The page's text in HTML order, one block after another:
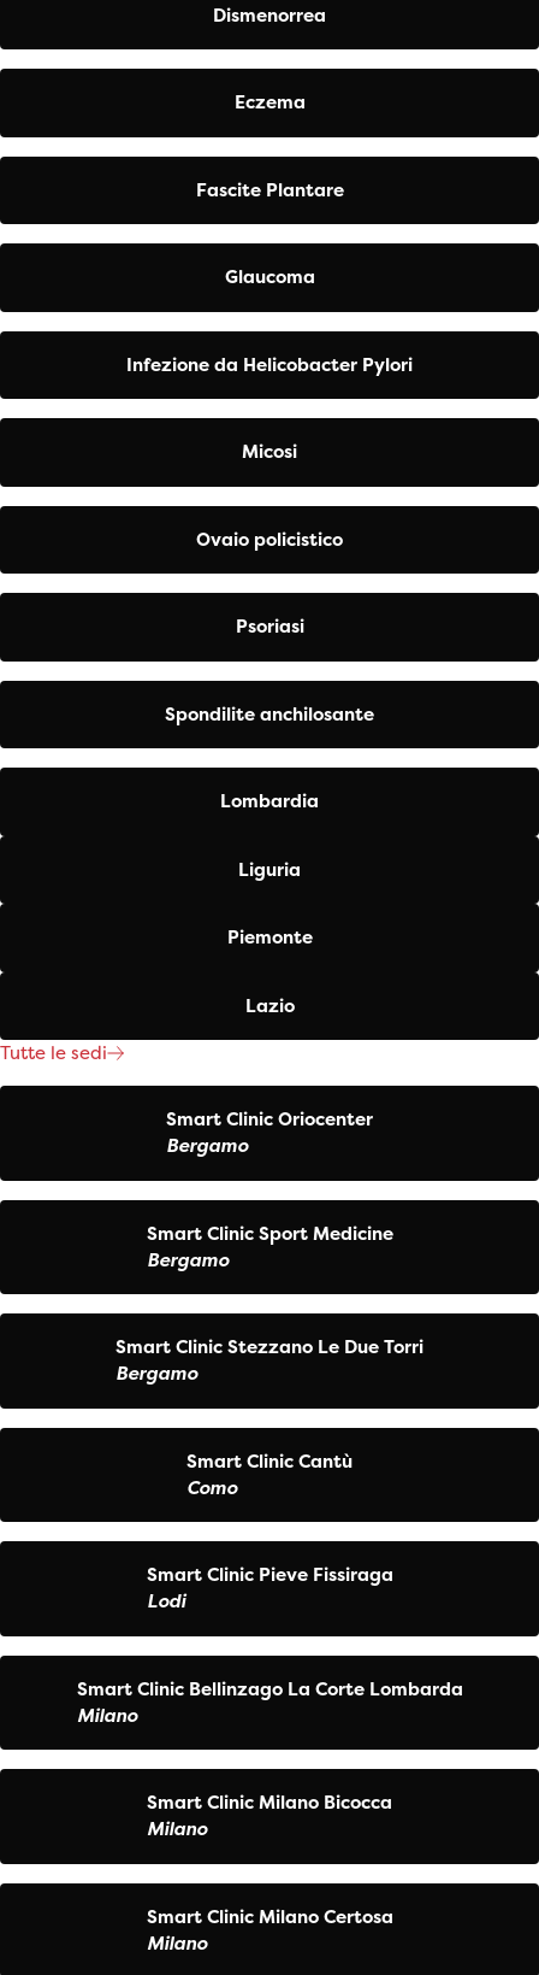
Dismenorrea
Eczema
Fascite Plantare
Glaucoma
Infezione da Helicobacter Pylori
Micosi
Ovaio policistico
Psoriasi
Spondilite anchilosante
Lombardia
Liguria
Piemonte
Lazio
Tutte le sedi
Smart Clinic Oriocenter
Bergamo
Smart Clinic Sport Medicine
Bergamo
Smart Clinic Stezzano Le Due Torri
Bergamo
Smart Clinic Cantù
Como
Smart Clinic Pieve Fissiraga
Lodi
Smart Clinic Bellinzago La Corte Lombarda
Milano
Smart Clinic Milano Bicocca
Milano
Smart Clinic Milano Certosa
Milano